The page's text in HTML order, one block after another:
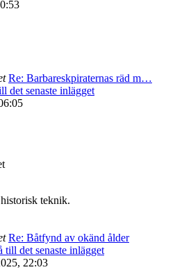
Re: Barbareskpiraternas räd m…
det senaste inlägget
teknik.
Re: Båtfynd av okänd ålder
till det senaste inlägget
22:03